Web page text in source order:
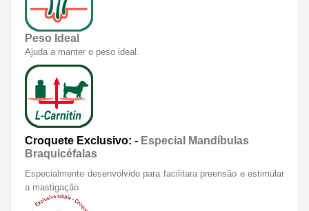
Peso Ideal
Ajuda a manter o peso ideal.
Croquete Exclusivo: - Especial Mandíbulas
Braquicéfalas
Especialmente desenvolvido para facilitara preensão e estimular
a mastigação.